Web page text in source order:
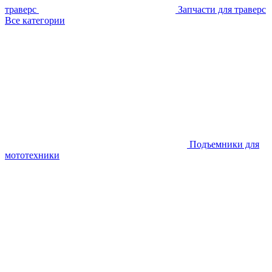
траверс
Запчасти для траверс
Все категории
Подъемники для
мототехники